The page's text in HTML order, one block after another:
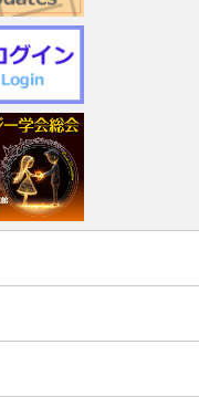
ナー2026のご案内
会開催のお知ら
について
催について
る医師等に対す